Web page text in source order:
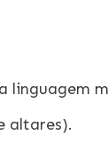
linguagem
altares).